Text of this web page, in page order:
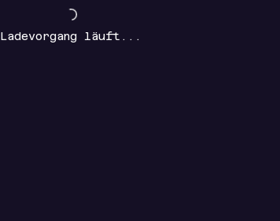
Ladevorgang läuft...